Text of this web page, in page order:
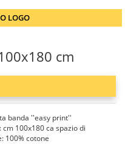
LOGO
cm
banda ''easy print''
100x180 ca spazio di
100% cotone